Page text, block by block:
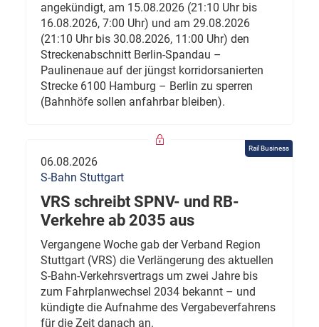
angekündigt, am 15.08.2026 (21:10 Uhr bis
16.08.2026, 7:00 Uhr) und am 29.08.2026
(21:10 Uhr bis 30.08.2026, 11:00 Uhr) den
Streckenabschnitt Berlin-Spandau –
Paulinenaue auf der jüngst korridorsanierten
Strecke 6100 Hamburg – Berlin zu sperren
(Bahnhöfe sollen anfahrbar bleiben).
Rail Business
06.08.2026
S-Bahn Stuttgart
VRS schreibt SPNV- und RB-
Verkehre ab 2035 aus
Vergangene Woche gab der Verband Region
Stuttgart (VRS) die Verlängerung des aktuellen
S-Bahn-Verkehrsvertrags um zwei Jahre bis
zum Fahrplanwechsel 2034 bekannt – und
kündigte die Aufnahme des Vergabeverfahrens
für die Zeit danach an.